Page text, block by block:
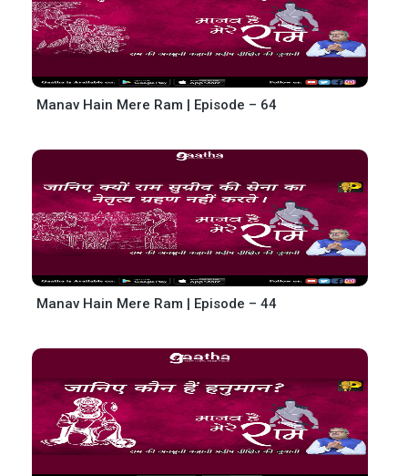
Manav Hain Mere Ram | Episode – 64
Manav Hain Mere Ram | Episode – 44